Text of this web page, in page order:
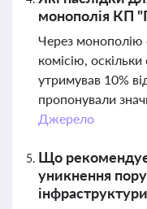
монополія КП
Через монополію
комісію,
утримував 10%
пропонували
Джерело
Що
уникнення